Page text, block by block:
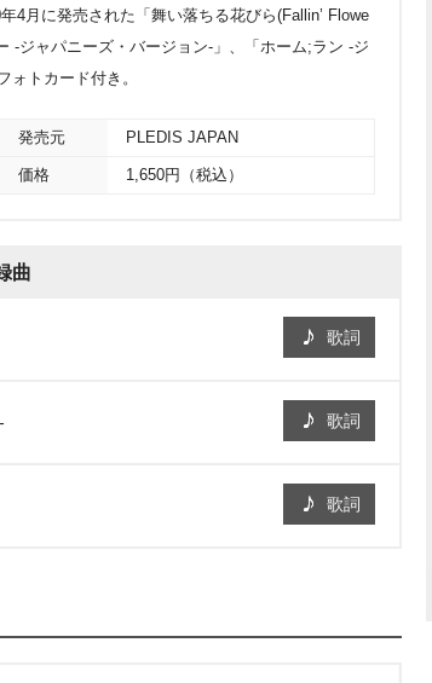
4月に発売された「舞い落ちる花びら(Fallin’ Flowe
-ジャパニーズ・バージョン-」、「ホーム;ラン -ジ
ォトカード付き。
発売元 PLEDIS JAPAN
価格 1,650円（税込）
曲
歌詞
歌詞
歌詞